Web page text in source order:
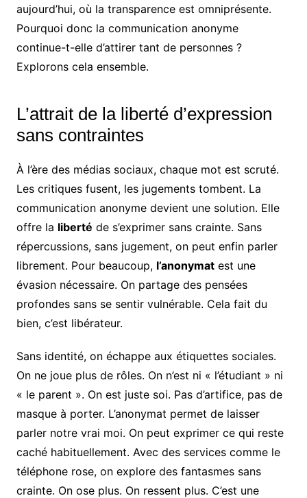
aujourd’hui, où la transparence est omniprésente.
Pourquoi donc la communication anonyme
continue-t-elle d’attirer tant de personnes ?
Explorons cela ensemble.
L’attrait de la liberté d’expression
sans contraintes
À l’ère des médias sociaux, chaque mot est scruté.
Les critiques fusent, les jugements tombent. La
communication anonyme devient une solution. Elle
offre la liberté de s’exprimer sans crainte. Sans
répercussions, sans jugement, on peut enfin parler
librement. Pour beaucoup, l’anonymatest une
évasion nécessaire. On partage des pensées
profondes sans se sentir vulnérable. Cela fait du
bien, c’est libérateur.
Sans identité, on échappe aux étiquettes sociales.
On ne joue plus de rôles. On n’est ni « l’étudiant » ni
« le parent ». On est juste soi. Pas d’artifice, pas de
masque à porter. L’anonymat permet de laisser
parler notre vrai moi. On peut exprimer ce qui reste
caché habituellement. Avec des services comme le
téléphone rose, on explore des fantasmes sans
crainte. On ose plus. On ressent plus. C’est une